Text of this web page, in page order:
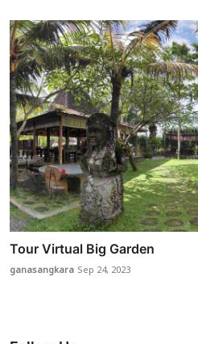
Tour Virtual Big Garden
ganasangkara Sep 24, 2023